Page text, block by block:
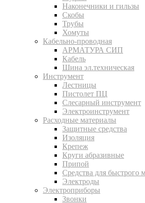
Наконечники и гильзы
Скобы
Трубы
Хомуты
Кабельно-проводная
АРМАТУРА СИП
Кабель
Шина эл.техническая
Инструмент
Лестницы
Пистолет ПЦ
Слесарный инструмент
Электроинструмент
Расходные материалы
Защитные средства
Изоляция
Крепеж
Круги абразивные
Припой
Средства для быстрого
Электроды
Электроприборы
Звонки